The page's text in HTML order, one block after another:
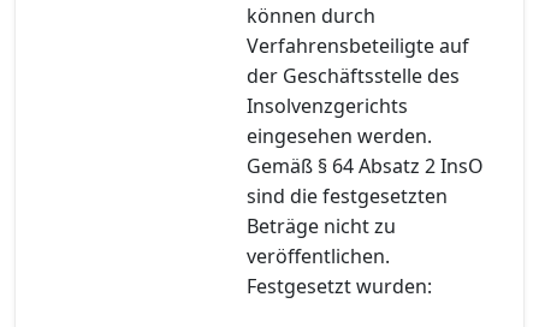
können durch
Verfahrensbeteiligte auf
der Geschäftsstelle des
Insolvenzgerichts
eingesehen werden.
Gemäß § 64 Absatz 2 InsO
sind die festgesetzten
Beträge nicht zu
veröffentlichen.
Festgesetzt wurden: